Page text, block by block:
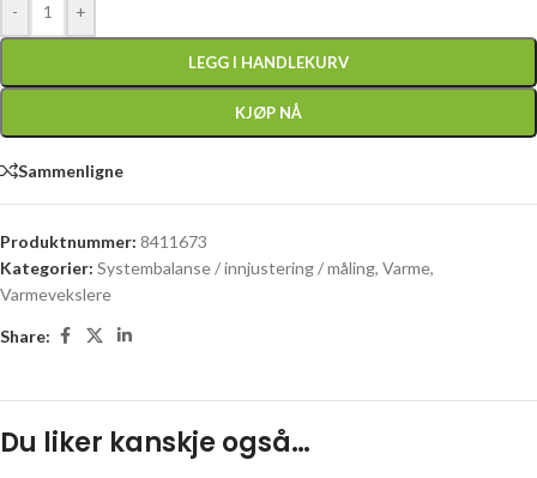
- +
LEGG I HANDLEKURV
KJØP NÅ
Sammenligne
Produktnummer: 8411673
Kategorier: Systembalanse / innjustering / måling, Varme,
Varmevekslere
Share:
Du liker kanskje også…